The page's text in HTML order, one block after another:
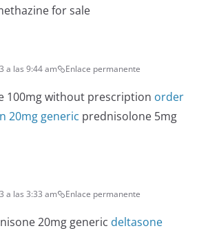
for sale
a las 9:44 am Enlace permanente
100mg without prescription order
20mg generic prednisolone 5mg
a las 3:33 am Enlace permanente
20mg generic deltasone